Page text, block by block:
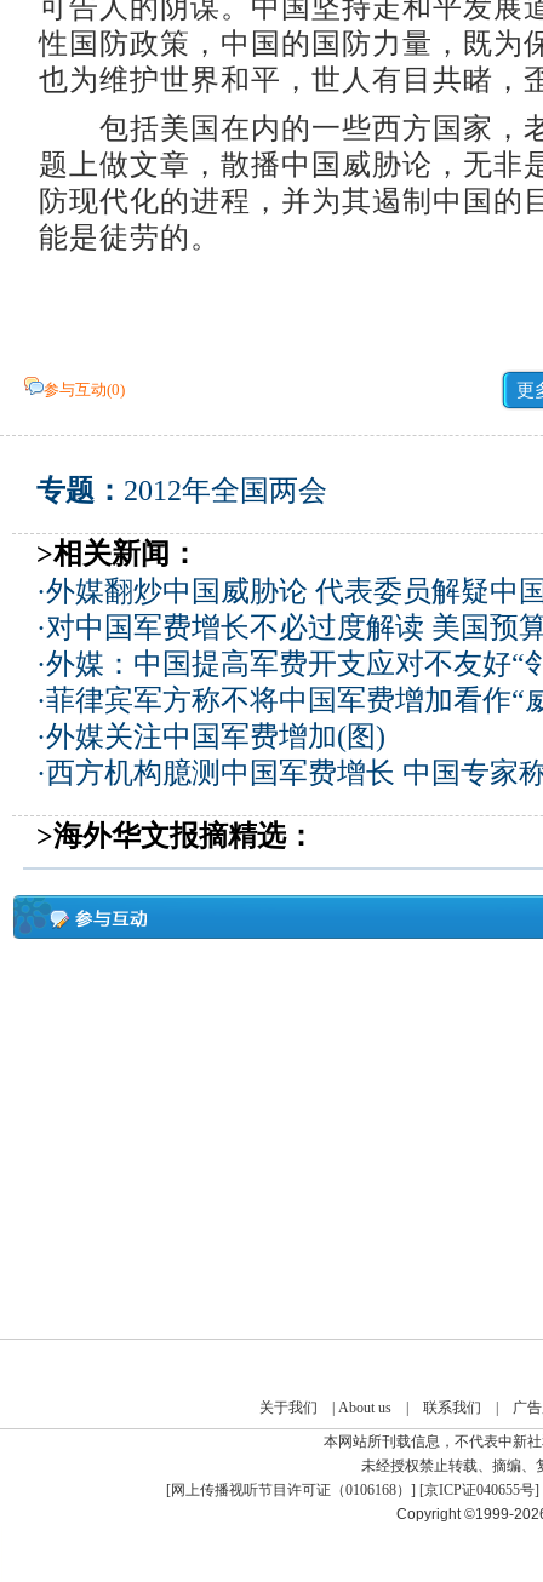
可告人的阴谋。中国坚持走和平发展
性国防政策，中国的国防力量，既为
也为维护世界和平，世人有目共睹，
包括美国在内的一些西方国家，
题上做文章，散播中国威胁论，无非
防现代化的进程，并为其遏制中国的
能是徒劳的。
参与互动(0) 更
专题： 2012年全国两会
>相关新闻：
·外媒翻炒中国威胁论 代表委员解疑中
·对中国军费增长不必过度解读 美国预
·外媒：中国提高军费开支应对不友好“
·菲律宾军方称不将中国军费增加看作“
·外媒关注中国军费增加(图)
·西方机构臆测中国军费增长 中国专家
>海外华文报摘精选：
关于我们 About us| 联系我们
广
本网站所刊载信息，不代表中新
未经授权禁止转载、摘编、
[网上传播视听节目许可证（0106168） ] [京ICP证040655号]
Copyright ©1999-